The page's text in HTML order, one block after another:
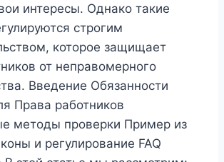
интересы. Однако такие
строгим
которое защищает
от неправомерного
Введение Обязанности
Права работников
методы проверки Пример из
и регулирование FAQ